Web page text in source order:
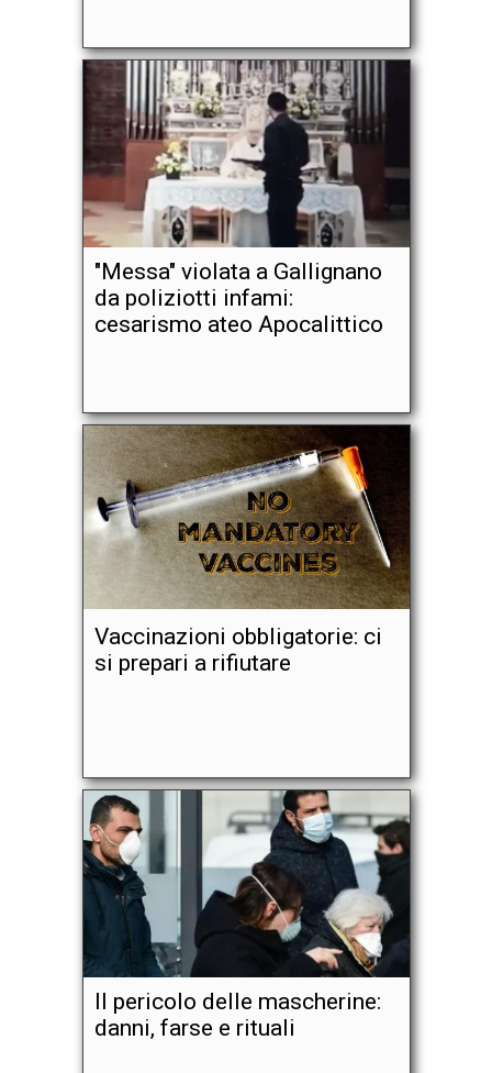
"Messa" violata a Gallignano
da poliziotti infami:
cesarismo ateo Apocalittico
Vaccinazioni obbligatorie: ci
si prepari a rifiutare
Il pericolo delle mascherine:
danni, farse e rituali